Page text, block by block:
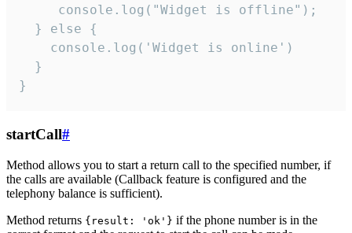
     console.log("Widget is offline");
  } else {
    console.log('Widget is online')
  }
}
startCall#
Method allows you to start a return call to the specified number, if
the calls are available (Callback feature is configured and the
telephony balance is sufficient).
Method returns {result: 'ok'} if the phone number is in the